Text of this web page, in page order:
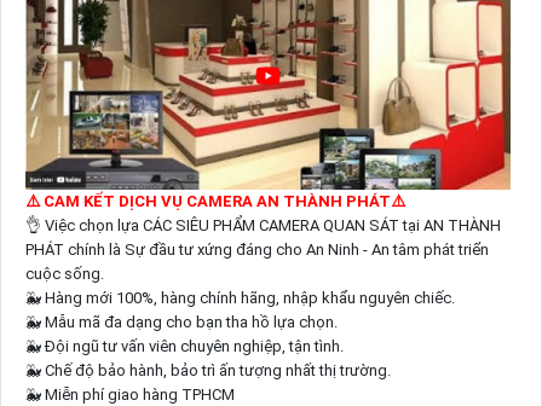
⚠️ CAM KẾT DỊCH VỤ CAMERA AN THÀNH PHÁT⚠️
👌 Việc chọn lựa CÁC SIÊU PHẨM CAMERA QUAN SÁT tại AN THÀNH
PHÁT chính là Sự đầu tư xứng đáng cho An Ninh - An tâm phát triển
cuộc sống.
🐳 Hàng mới 100%, hàng chính hãng, nhập khẩu nguyên chiếc.
🐳 Mẫu mã đa dạng cho bạn tha hồ lựa chọn.
🐳 Đội ngũ tư vấn viên chuyên nghiệp, tận tình.
🐳 Chế độ bảo hành, bảo trì ấn tượng nhất thị trường.
🐳 Miễn phí giao hàng TPHCM